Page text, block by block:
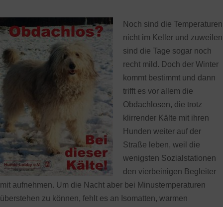
Noch sind die Temperaturen
nicht im Keller und zuweilen
sind die Tage sogar noch
recht mild. Doch der Winter
kommt bestimmt und dann
trifft es vor allem die
Obdachlosen, die trotz
klirrender Kälte mit ihren
Hunden weiter auf der
Straße leben, weil die
wenigsten Sozialstationen
den vierbeinigen Begleiter
mit aufnehmen. Um die Nacht aber bei Minustemperaturen
überstehen zu können, fehlt es an Isomatten, warmen